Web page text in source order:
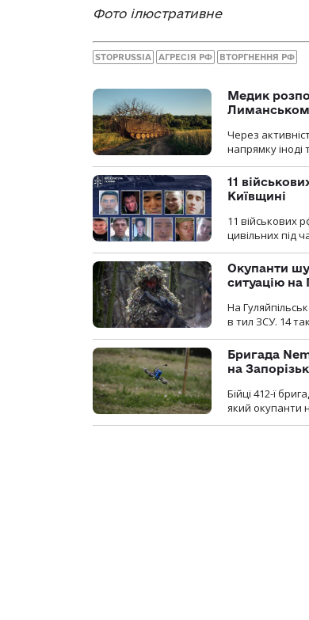
Фото ілюстративне
STOPRUSSIA АГРЕСІЯ РФ ВТОРГНЕННЯ РФ
Медик
Через
напрямку іноді
11
Київщині
11 військових
цивільних під
Окупанти
ситуацію на
На
в тил ЗСУ. 14
Бригада
на
Бійці 412-ї
який окупанти